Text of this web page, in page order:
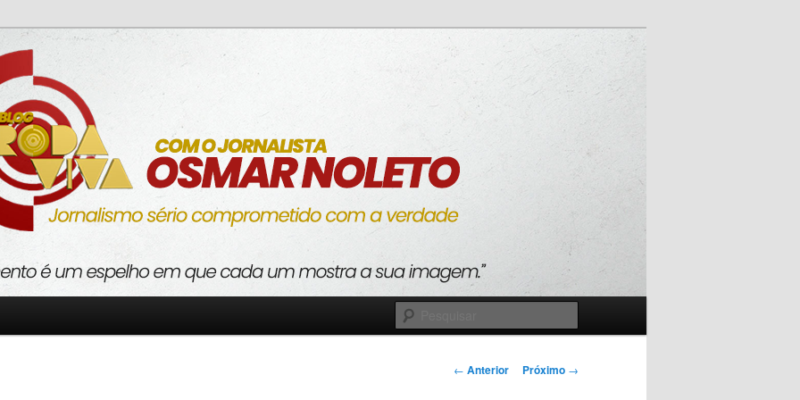
a verdade
Navegação
← Anterior Próximo →